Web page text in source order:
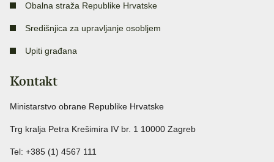
Obalna straža Republike Hrvatske
Središnjica za upravljanje osobljem
Upiti građana
Kontakt
Ministarstvo obrane Republike Hrvatske
Trg kralja Petra Krešimira IV br. 1 10000 Zagreb
Tel: +385 (1) 4567 111